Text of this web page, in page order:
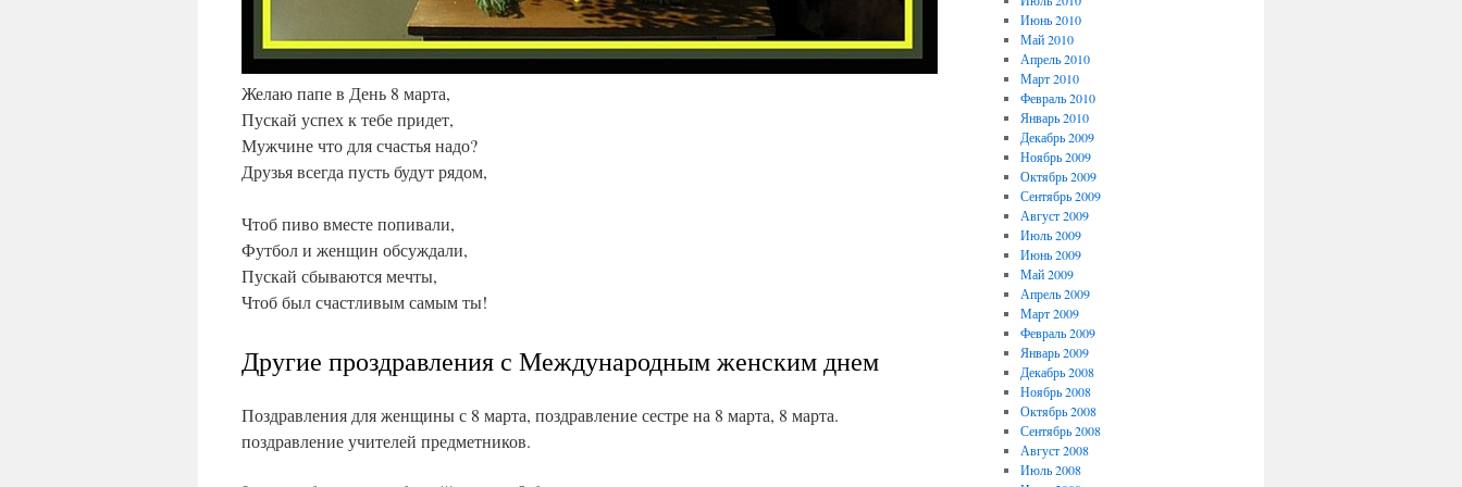
Желаю папе в День 8 марта,
Пускай успех к тебе придет,
Мужчине что для счастья надо?
Друзья всегда пусть будут рядом,
Чтоб пиво вместе попивали,
Футбол и женщин обсуждали,
Пускай сбываются мечты,
Чтоб был счастливым самым ты!
Другие проздравления с Международным женским днем
Поздравления для женщины с 8 марта, поздравление сестре на 8 марта, 8 марта.
поздравление учителей предметников.
Июнь 2010
Май 2010
Апрель 2010
Март 2010
Февраль 2010
Январь 2010
Декабрь 2009
Ноябрь 2009
Октябрь 2009
Сентябрь 2009
Август 2009
Июль 2009
Июнь 2009
Май 2009
Апрель 2009
Март 2009
Февраль 2009
Январь 2009
Декабрь 2008
Ноябрь 2008
Октябрь 2008
Сентябрь 2008
Август 2008
Июль 2008